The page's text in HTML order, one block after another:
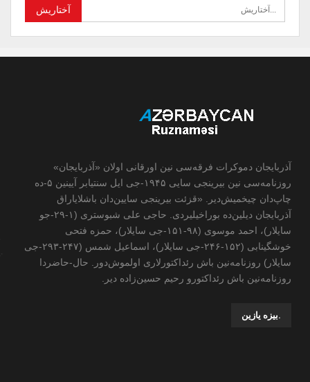
آذربایجان دموکرات فرقه‌سی نین اورقانی اولان «آذربایجان»
روزنامه‌سی نین بیرینجی سایی ۱۹۴۵-جی ایل سنتیابر آیینین ۵-ده
چاپ‌دان چیخمیش‌دیر. «قزئت بیرینجی سایین‌دان باشلایاراق
آذربایجان دیلین‌ده بوراخیلیردی. حاجی علی شبوستری (۱-۲۹-جو
سایلار)، احمد موسوی (۹۸-۱۵۱-جی سایلار)، حمزه فتحی
خوشگینابی (۱۵۲-۲۴۶-جی سایلار)، اسماعیل شمس (۲۴۷-۲۹۳-جی
سایلار) روزنامه‌نین باش رئداکتورلاری اولموش‌دور. حال-حاضردا
روزنامه‌نین باش رئداکتورو رحیم حسین‌زاده ‌دیر.
.بیزه یازین